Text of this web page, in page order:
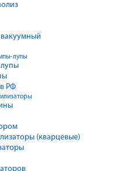
лупы
РФ
(кварцевые)